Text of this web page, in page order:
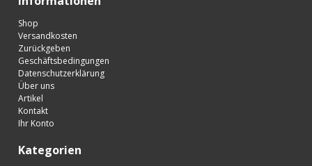
Shop
Versandkosten
Zurückgeben
Geschäftsbedingungen
Datenschutzerklärung
Über uns
Artikel
Kontakt
Ihr Konto
Kategorien